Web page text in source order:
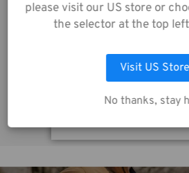
Skyline v2 Shoulder Bag
zu.
AUSWAHL
ALLE COOKIES
please visit our US store or
the selector at the top
Visit US Store
No thanks, stay